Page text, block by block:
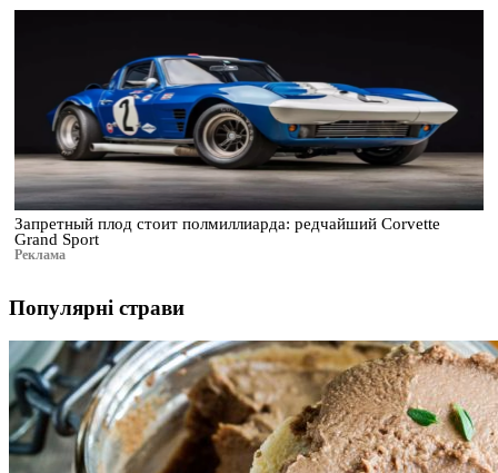
Запретный плод стоит полмиллиарда: редчайший Corvette
Grand Sport
Реклама
Популярні страви